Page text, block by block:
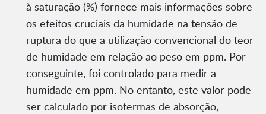
à saturação (%) fornece mais informações sobre
os efeitos cruciais da humidade na tensão de
ruptura do que a utilização convencional do teor
de humidade em relação ao peso em ppm. Por
conseguinte, foi controlado para medir a
humidade em ppm. No entanto, este valor pode
ser calculado por isotermas de absorção,